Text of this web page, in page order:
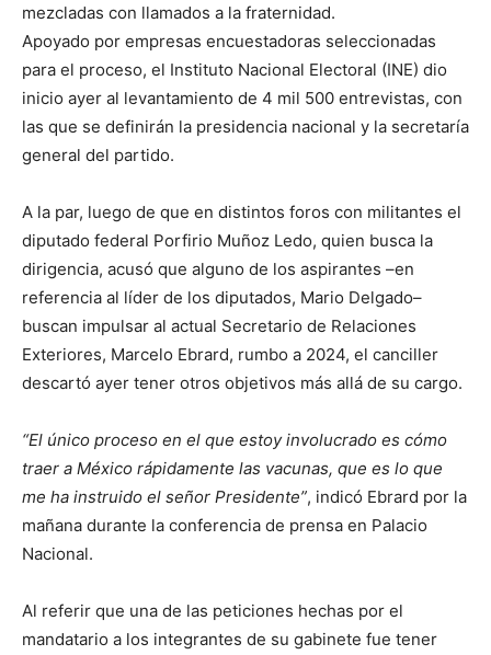
mezcladas con llamados a la fraternidad.
Apoyado por empresas encuestadoras seleccionadas
para el proceso, el Instituto Nacional Electoral (INE) dio
inicio ayer al levantamiento de 4 mil 500 entrevistas, con
las que se definirán la presidencia nacional y la secretaría
general del partido.
A la par, luego de que en distintos foros con militantes el
diputado federal Porfirio Muñoz Ledo, quien busca la
dirigencia, acusó que alguno de los aspirantes –en
referencia al líder de los diputados, Mario Delgado–
buscan impulsar al actual Secretario de Relaciones
Exteriores, Marcelo Ebrard, rumbo a 2024, el canciller
descartó ayer tener otros objetivos más allá de su cargo.
El único proceso en el que estoy involucrado es cómo
traer a México rápidamente las vacunas, que es lo que
me ha instruido el señor Presidente , indicó Ebrard por la
mañana durante la conferencia de prensa en Palacio
Nacional.
Al referir que una de las peticiones hechas por el
mandatario a los integrantes de su gabinete fue tener